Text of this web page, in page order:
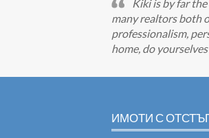
Kiki is by far
many realtors both
professionalism,
home, do
ИМОТИ С